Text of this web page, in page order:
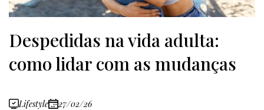
Despedidas na vida adulta:
como lidar com as mudanças
Lifestyle
27/02/26